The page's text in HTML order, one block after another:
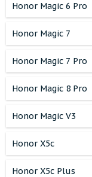
Honor Magic 6 Pro
Honor Magic 7
Honor Magic 7 Pro
Honor Magic 8 Pro
Honor Magic V3
Honor X5c
Honor X5c Plus